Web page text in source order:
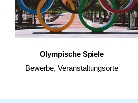
Olympische Spiele
Bewerbe, Veranstaltungsorte